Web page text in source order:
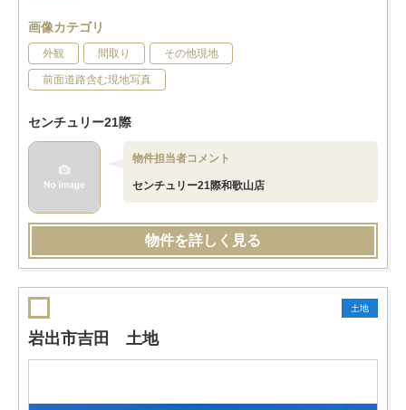
画像カテゴリ
外観 間取り その他現地
前面道路含む現地写真
センチュリー21際
物件担当者コメント
センチュリー21際和歌山店
物件を詳しく見る
土地
岩出市吉田 土地